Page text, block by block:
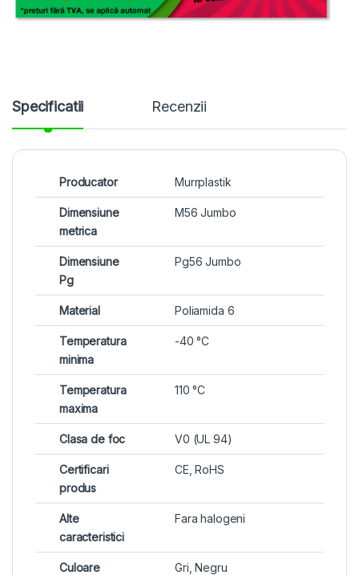
Specificatii Recenzii
Producator Murrplastik
Dimensiune
metrica
M56 Jumbo
Dimensiune
Pg
Pg56 Jumbo
Material Poliamida 6
Temperatura
minima
-40 °C
Temperatura
maxima
110 °C
Clasa de foc V0 (UL 94)
Certificari
produs
CE, RoHS
Alte
caracteristici
Fara halogeni
Culoare Gri, Negru